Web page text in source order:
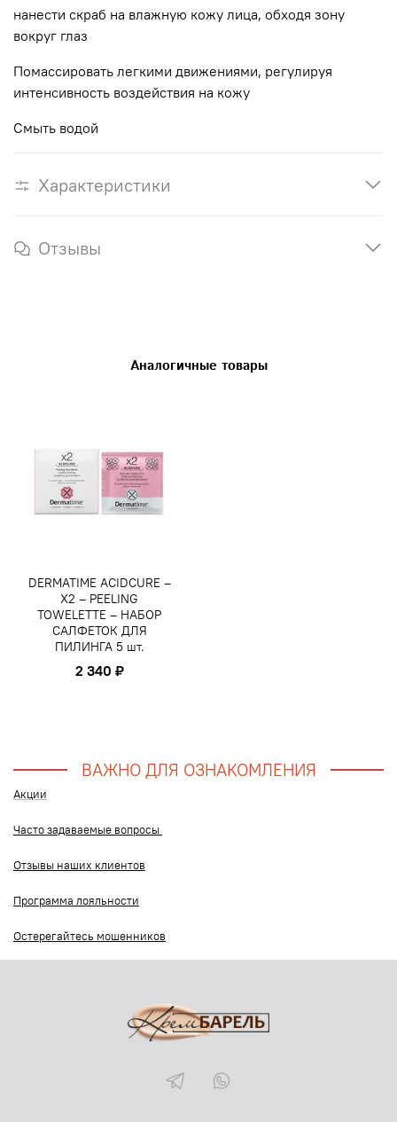
нанести скраб на влажную кожу лица, обходя зону
вокруг глаз
Помассировать легкими движениями, регулируя
интенсивность воздействия на кожу
Смыть водой
Характеристики
Отзывы
Аналогичные товары
DERMATIME ACIDCURE –
Х2 – PEELING
TOWELETTE – НАБОР
САЛФЕТОК ДЛЯ
ПИЛИНГА 5 шт.
2 340 ₽
ВАЖНО ДЛЯ ОЗНАКОМЛЕНИЯ
Акции
Часто задаваемые вопросы
Отзывы наших клиентов
Программа лояльности
Остерегайтесь мошенников